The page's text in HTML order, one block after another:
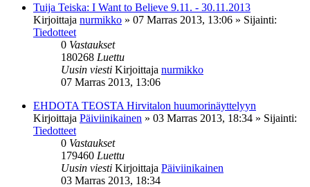
Tuija Teiska: I Want to Believe 9.11. - 30.11.2013
Kirjoittaja nurmikko » 07 Marras 2013, 13:06 » Sijainti:
Tiedotteet
0 Vastaukset
180268 Luettu
Uusin viesti Kirjoittaja nurmikko
07 Marras 2013, 13:06
EHDOTA TEOSTA Hirvitalon huumorinäyttelyyn
Kirjoittaja Päiviinikainen » 03 Marras 2013, 18:34 » Sijainti:
Tiedotteet
0 Vastaukset
179460 Luettu
Uusin viesti Kirjoittaja Päiviinikainen
03 Marras 2013, 18:34